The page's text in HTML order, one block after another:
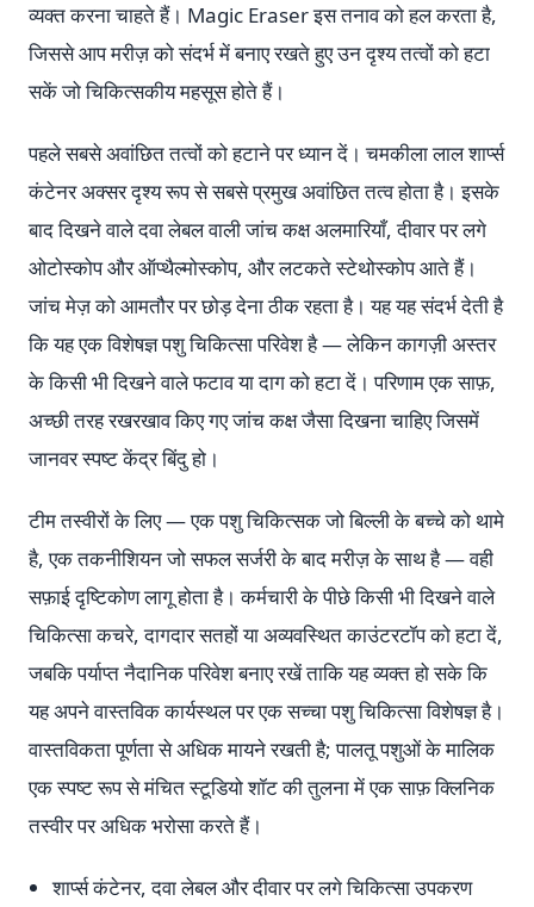
व्यक्त करना चाहते हैं। Magic Eraser इस तनाव को हल करता है,
जिससे आप मरीज़ को संदर्भ में बनाए रखते हुए उन दृश्य तत्वों को हटा
सकें जो चिकित्सकीय महसूस होते हैं।
पहले सबसे अवांछित तत्वों को हटाने पर ध्यान दें। चमकीला लाल शार्प्स
कंटेनर अक्सर दृश्य रूप से सबसे प्रमुख अवांछित तत्व होता है। इसके
बाद दिखने वाले दवा लेबल वाली जांच कक्ष अलमारियाँ, दीवार पर लगे
ओटोस्कोप और ऑप्थैल्मोस्कोप, और लटकते स्टेथोस्कोप आते हैं।
जांच मेज़ को आमतौर पर छोड़ देना ठीक रहता है। यह यह संदर्भ देती है
कि यह एक विशेषज्ञ पशु चिकित्सा परिवेश है — लेकिन कागज़ी अस्तर
के किसी भी दिखने वाले फटाव या दाग को हटा दें। परिणाम एक साफ़,
अच्छी तरह रखरखाव किए गए जांच कक्ष जैसा दिखना चाहिए जिसमें
जानवर स्पष्ट केंद्र बिंदु हो।
टीम तस्वीरों के लिए — एक पशु चिकित्सक जो बिल्ली के बच्चे को थामे
है, एक तकनीशियन जो सफल सर्जरी के बाद मरीज़ के साथ है — वही
सफ़ाई दृष्टिकोण लागू होता है। कर्मचारी के पीछे किसी भी दिखने वाले
चिकित्सा कचरे, दागदार सतहों या अव्यवस्थित काउंटरटॉप को हटा दें,
जबकि पर्याप्त नैदानिक परिवेश बनाए रखें ताकि यह व्यक्त हो सके कि
यह अपने वास्तविक कार्यस्थल पर एक सच्चा पशु चिकित्सा विशेषज्ञ है।
वास्तविकता पूर्णता से अधिक मायने रखती है; पालतू पशुओं के मालिक
एक स्पष्ट रूप से मंचित स्टूडियो शॉट की तुलना में एक साफ़ क्लिनिक
तस्वीर पर अधिक भरोसा करते हैं।
शार्प्स कंटेनर, दवा लेबल और दीवार पर लगे चिकित्सा उपकरण